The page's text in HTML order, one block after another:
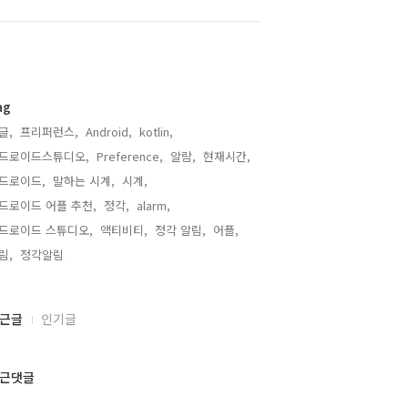
, 프리퍼런스, Android, kotlin,
로이드스튜디오, Preference, 알람, 현재시간,
로이드, 말하는 시계, 시계,
로이드 어플 추천, 정각, alarm,
로이드 스튜디오, 액티비티, 정각 알림, 어플,
, 정각알림,
글 인기글
댓글